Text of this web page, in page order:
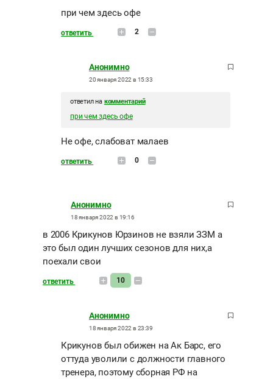
при чем здесь офе
ответить 2
Анонимно
20 января 2022 в 15:33
ответил на комментарий
при чем здесь офе
Не офе, слабоват малаев
ответить 0
Анонимно
18 января 2022 в 19:16
в 2006 Крикунов Юрзинов не взяли ЗЗМ а
это был один лучших сезонов для них,а
поехали свои
ответить 10
Анонимно
18 января 2022 в 23:39
Крикунов был обижен на Ак Барс, его
оттуда уволили с должности главного
тренера, поэтому сборная РФ на